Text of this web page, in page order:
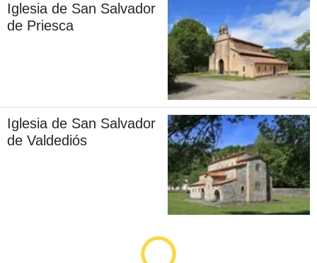
Iglesia de San Salvador
de Priesca
Iglesia de San Salvador
de Valdediós